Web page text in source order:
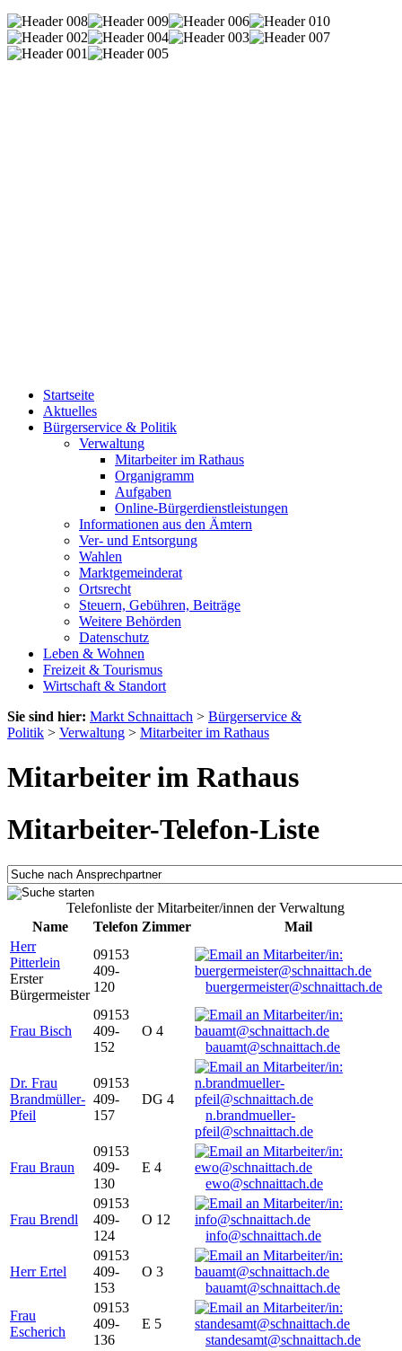
Startseite
Aktuelles
Bürgerservice & Politik
Verwaltung
Mitarbeiter im Rathaus
Organigramm
Aufgaben
Online-Bürgerdienstleistungen
Informationen aus den Ämtern
Ver- und Entsorgung
Wahlen
Marktgemeinderat
Ortsrecht
Steuern, Gebühren, Beiträge
Weitere Behörden
Datenschutz
Leben & Wohnen
Freizeit & Tourismus
Wirtschaft & Standort
Sie sind hier: Markt Schnaittach > Bürgerservice &
Politik > Verwaltung > Mitarbeiter im Rathaus
Mitarbeiter im Rathaus
Mitarbeiter-Telefon-Liste
Telefonliste der Mitarbeiter/innen der Verwaltung
Name
Telefon Zimmer
Mail
Herr
Pitterlein
Erster
Bürgermeister
09153
409-
120
buergermeister@schnaittach.de
Frau Bisch
09153
409-
152
O 4
bauamt@schnaittach.de
Dr. Frau
Brandmüller-
Pfeil
09153
409-
157
DG 4
n.brandmueller-
pfeil@schnaittach.de
Frau Braun
09153
409-
130
E 4
ewo@schnaittach.de
Frau Brendl
09153
409-
124
O 12
info@schnaittach.de
Herr Ertel
09153
409-
153
O 3
bauamt@schnaittach.de
Frau
Escherich
09153
409-
136
E 5
standesamt@schnaittach.de